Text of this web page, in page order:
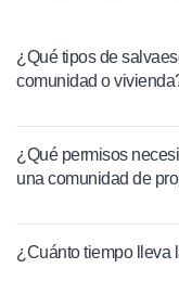
¿Qué tipos de
comunidad o
¿Qué permisos
una comunidad de
¿Cuánto tiempo lleva